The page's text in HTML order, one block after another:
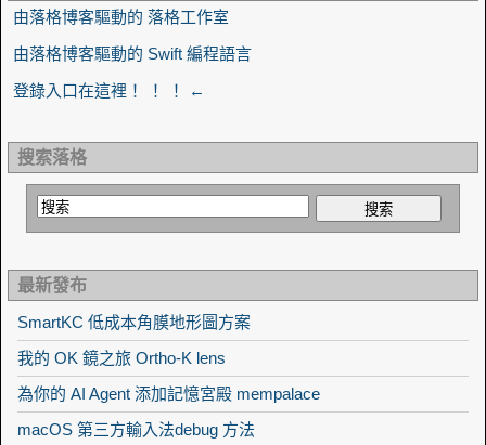
由落格博客驅動的 落格工作室
由落格博客驅動的 Swift 編程語言
登錄入口在這裡！ ！ ！ ←
搜索落格
最新發布
SmartKC 低成本角膜地形圖方案
我的 OK 鏡之旅 Ortho-K lens
為你的 AI Agent 添加記憶宮殿 mempalace
macOS 第三方輸入法debug 方法